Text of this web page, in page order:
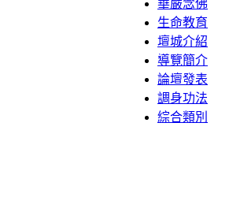
華嚴念佛
生命教育
壇城介紹
導覽簡介
論壇發表
調身功法
綜合類別